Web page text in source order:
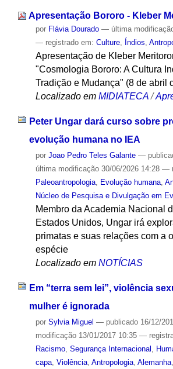
Apresentação Bororo - Kleber
por Flávia Dourado — última
— registrado em: Culture, Índios,
Apresentação de Kleber
"Cosmologia Bororo: A Cultura
Tradição e Mudança" (8 de abril
Localizado em MIDIATECA /
Peter Ungar dará curso sobre
evolução humana no IEA
por Joao Pedro Teles Galante —
última modificação30/06/2026 14:28 —
Paleoantropologia, Evolução humana,
Núcleo de Pesquisa e Divulgação em
Membro da Academia Nacional
Estados Unidos, Ungar irá
primatas e suas relações com a
espécie
Localizado em NOTÍCIAS
Em “terra sem lei”, violência
mulher é ignorada
por Sylvia Miguel — publicado16/12/
modificação13/01/2017 10:35 —
Racismo, Segurança Internacional
capa, Violência, Antropologia, Alemanha,